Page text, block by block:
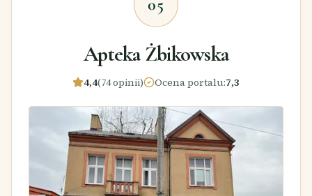
05
Apteka Żbikowska
4,4(74 opinii) Ocena portalu:7,3